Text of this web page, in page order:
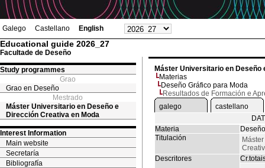
Galego Castellano English
Educational guide 2026_27
Facultade de Deseño
Study programmes
Grao
Grao en Deseño
Mestrado
Máster Universitario en Deseño e
Dirección Creativa en Moda
Interest Information
Main website
Secretaría
Bibliografía
Máster Universitario en Deseño
Materias
Deseño Gráfico para Moda
Resultados de Formación e
galego
castellano
Materia
Titulación
Descritores